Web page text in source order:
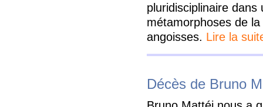
pluridisciplinaire dans
métamorphoses de
angoisses. Lire la
Décès de Bruno